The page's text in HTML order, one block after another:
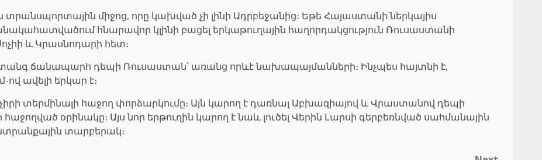
տրանսպորտային միջոց, որը կախված չի լինի Ադրբեջանից։ Եթե Հայաստանի ներկայիս
հնարավոր կլինի բացել երկաթուղային հաղորդակցություն Ռուսաստանի
և Կրասնոդարի հետ։
ճանապարհ դեպի Ռուսաստան՝ առանց որևէ նախապայմանների։ Ինչպես հայտնի է,
ավելի երկար է։
տերմինալի հաջող փորձարկումը։ Այն կարող է դառնալ Աբխազիայով և Վրաստանով դեպի
օրինակը։ Այս նոր երթուղին կարող է նաև լուծել Վերին Լարսի գերբեռնված սահմանային
տարբերակ։